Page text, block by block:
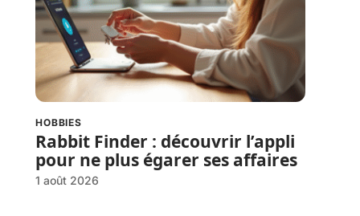
HOBBIES
Rabbit Finder : découvrir l’appli
pour ne plus égarer ses affaires
1 août 2026